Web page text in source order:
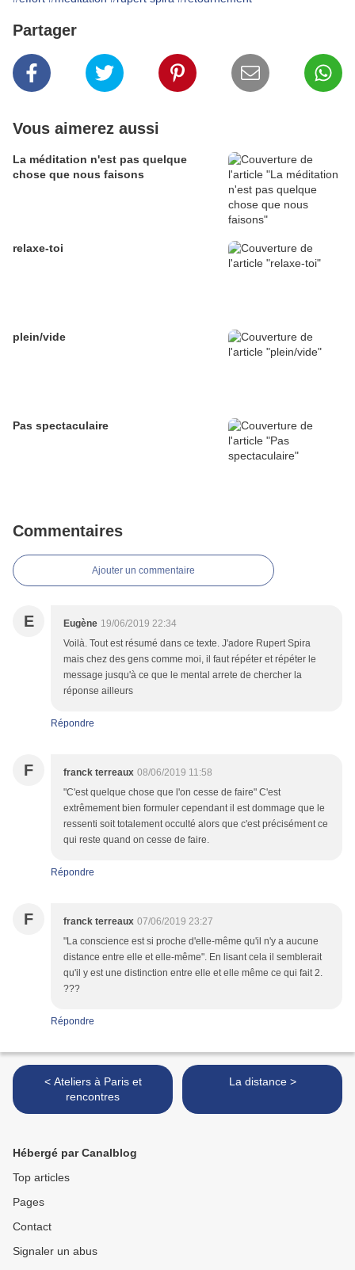
Partager
Vous aimerez aussi
La méditation n'est pas quelque
chose que nous faisons
relaxe-toi
plein/vide
Pas spectaculaire
Commentaires
Ajouter un commentaire
E Eugène 19/06/2019 22:34
Voilà. Tout est résumé dans ce texte. J'adore Rupert Spira
mais chez des gens comme moi, il faut répéter et répéter le
message jusqu'à ce que le mental arrete de chercher la
réponse ailleurs
Répondre
F franck terreaux 08/06/2019 11:58
"C'est quelque chose que l'on cesse de faire" C'est
extrêmement bien formuler cependant il est dommage que le
ressenti soit totalement occulté alors que c'est précisément ce
qui reste quand on cesse de faire.
Répondre
F franck terreaux 07/06/2019 23:27
"La conscience est si proche d'elle-même qu'il n'y a aucune
distance entre elle et elle-même". En lisant cela il semblerait
qu'il y est une distinction entre elle et elle même ce qui fait 2.
???
Répondre
< Ateliers à Paris et
rencontres
La distance >
Hébergé par Canalblog
Top articles
Pages
Contact
Signaler un abus